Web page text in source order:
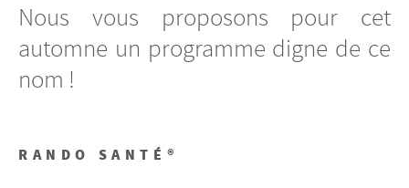
Nous vous proposons pour cet
automne un programme digne de ce
nom !
RANDO SANTÉ®